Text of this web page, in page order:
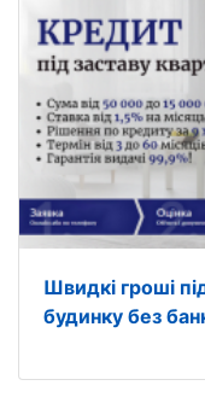
Швидкі гроші
будинку без